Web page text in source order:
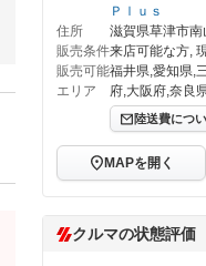
Ｐｌｕｓ
住所
滋賀県草津市南
販売条件来店可能な方,
販売可能
エリア
福井県,愛知県,
府,大阪府,奈良
陸送費につ
MAPを開く
クルマの状態評価